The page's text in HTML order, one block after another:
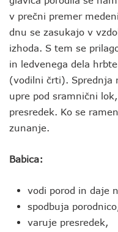
v prečni premer
dnu se zasukajo v
izhoda. S tem se
in ledvenega dela
(vodilni črti). Sprednja
upre pod sramnični
presredek. Ko se
zunanje.
Babica:
vodi porod in daje
spodbuja
varuje presredek,